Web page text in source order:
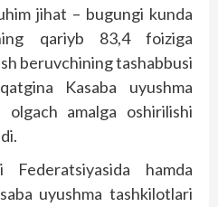
jihat – bugungi kunda
qariyb 83,4 foiziga
beruvchining tashabbusi
Kasaba uyushma
olgach amalga oshirilishi
Federatsiyasida hamda
uyushma tashkilotlari